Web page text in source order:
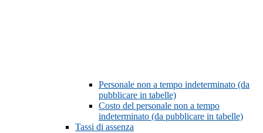
Personale non a tempo indeterminato (da
pubblicare in tabelle)
Costo del personale non a tempo
indeterminato (da pubblicare in tabelle)
Tassi di assenza